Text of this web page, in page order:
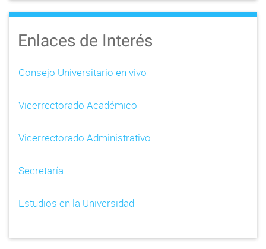
r
d
o
Enlaces de Interés
Consejo Universitario en vivo
Vicerrectorado Académico
Vicerrectorado Administrativo
Secretaría
Estudios en la Universidad